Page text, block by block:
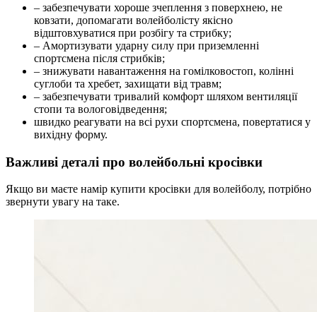
– забезпечувати хороше зчеплення з поверхнею, не
ковзати, допомагати волейболісту якісно
відштовхуватися при розбігу та стрибку;
– Амортизувати ударну силу при приземленні
спортсмена після стрибків;
– знижувати навантаження на гомілковостоп, колінні
суглоби та хребет, захищати від травм;
– забезпечувати тривалий комфорт шляхом вентиляції
стопи та вологовідведення;
швидко реагувати на всі рухи спортсмена, повертатися у
вихідну форму.
Важливі деталі про волейбольні кросівки
Якщо ви маєте намір купити кросівки для волейболу, потрібно
звернути увагу на таке.